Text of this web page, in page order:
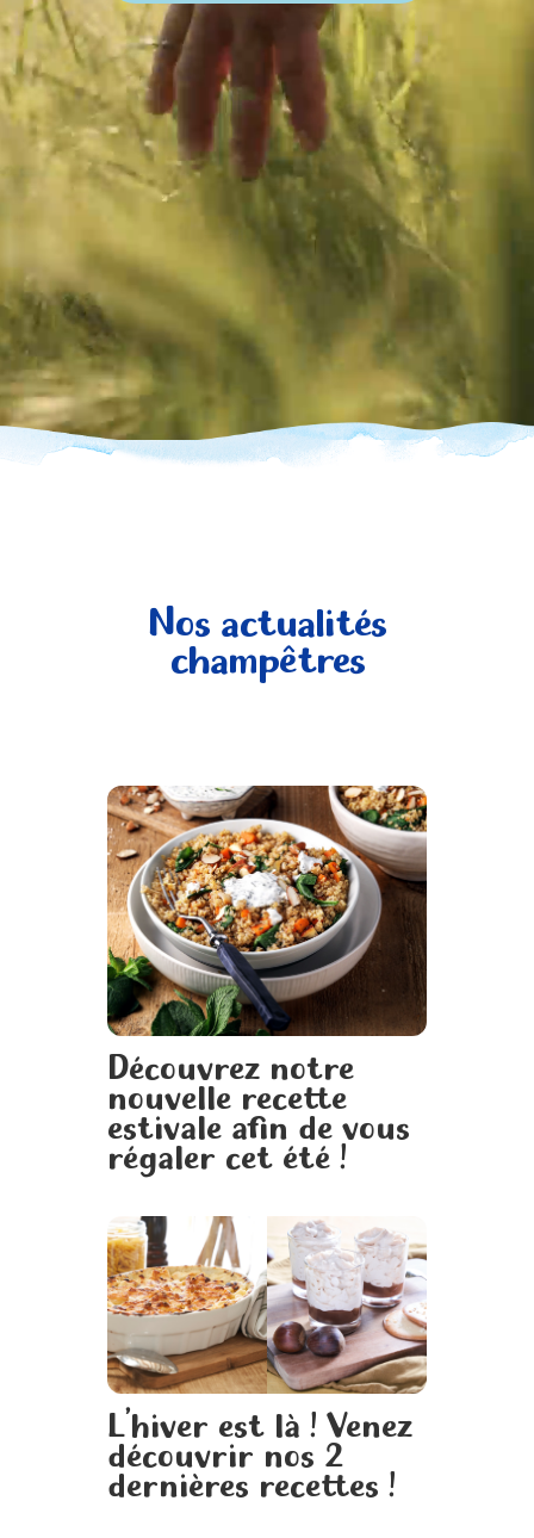
Nos actualités
champêtres
Découvrez notre
nouvelle recette
estivale afin de vous
régaler cet été !
L’hiver est là ! Venez
découvrir nos 2
dernières recettes !